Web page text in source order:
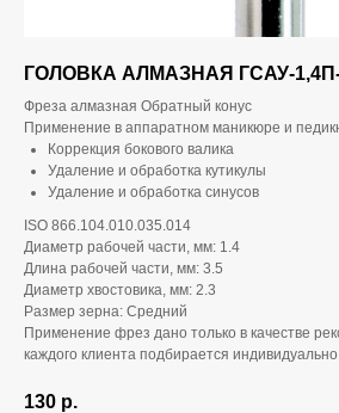
ГОЛОВКА АЛМАЗНАЯ ГСАУ-
Фреза алмазная Обратный конус
Применение в аппаратном маникюре и
Коррекция бокового валика
Удаление и обработка кутикулы
Удаление и обработка синусов
ISO 866.104.010.035.014
Диаметр рабочей части, мм: 1.4
Длина рабочей части, мм: 3.5
Диаметр хвостовика, мм: 2.3
Размер зерна: Средний
Применение фрез дано только в качестве
каждого клиента подбирается индивидуально
130 р.